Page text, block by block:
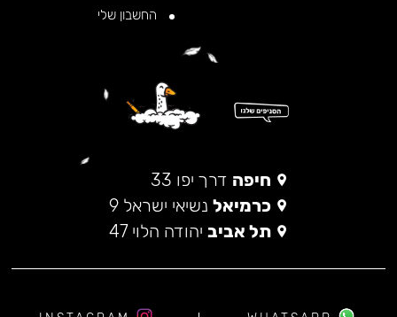
החשבון שלי
חיפה דרך יפו 33
כרמיאל נשיאי ישראל 9
תל אביב יהודה הלוי 47